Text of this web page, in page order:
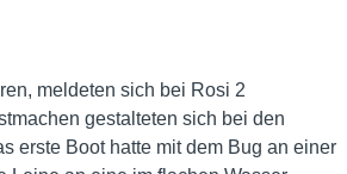
meldeten sich bei Rosi 2
gestalteten sich bei den
erste Boot hatte mit dem Bug an einer